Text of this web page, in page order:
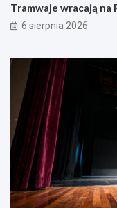
Tramwaje wracają na
6 sierpnia 2026